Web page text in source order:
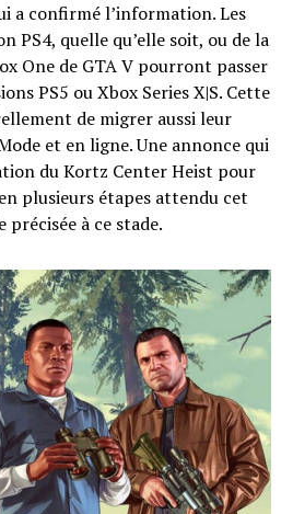
a confirmé l’information. Les
PS4, quelle qu’elle soit, ou de la
One de GTA V pourront passer
PS5 ou Xbox Series X|S. Cette
de migrer aussi leur
et en ligne. Une annonce qui
du Kortz Center Heist pour
plusieurs étapes attendu cet
précisée à ce stade.